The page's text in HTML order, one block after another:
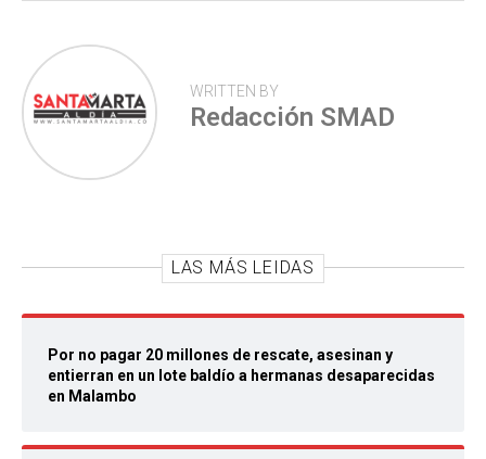
WRITTEN BY
Redacción SMAD
LAS MÁS LEIDAS
Por no pagar 20 millones de rescate, asesinan y
entierran en un lote baldío a hermanas desaparecidas
en Malambo